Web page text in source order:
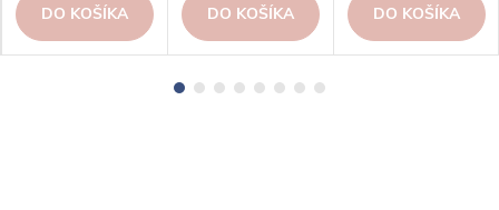
DO KOŠÍKA DO KOŠÍKA DO KOŠÍKA